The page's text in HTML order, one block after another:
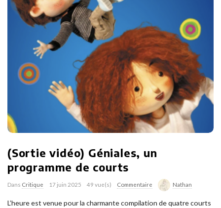
(Sortie vidéo) Géniales, un
programme de courts
Dans Critique 17 juin 2025 49 vue(s) Commentaire Nathan
L’heure est venue pour la charmante compilation de quatre courts